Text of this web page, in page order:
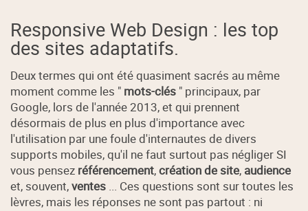
Responsive Web Design : les top
des sites adaptatifs.
Deux termes qui ont été quasiment sacrés au même
moment comme les " mots-clés " principaux, par
Google, lors de l'année 2013, et qui prennent
désormais de plus en plus d'importance avec
l'utilisation par une foule d'internautes de divers
supports mobiles, qu'il ne faut surtout pas négliger SI
vous pensez référencement,création de site, audience
et, souvent,ventes ... Ces questions sont sur toutes les
lèvres, mais les réponses ne sont pas partout : ni